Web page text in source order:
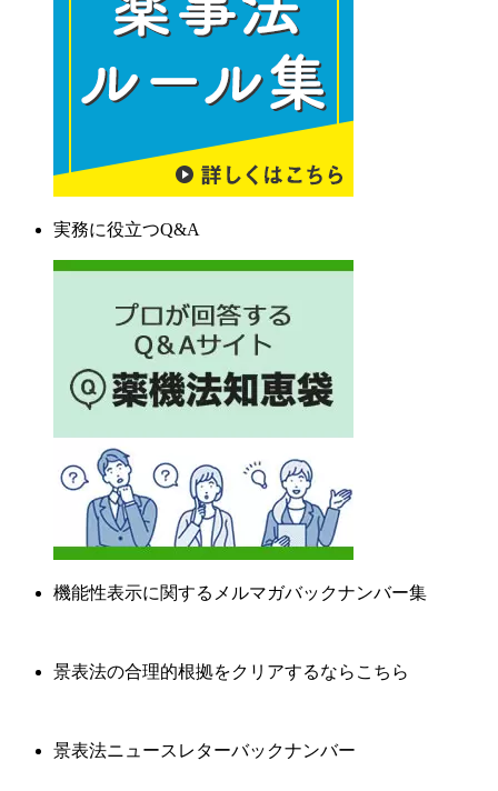
実務に役立つQ&A
機能性表示に関するメルマガバックナンバー集
景表法の合理的根拠をクリアするならこちら
景表法ニュースレターバックナンバー